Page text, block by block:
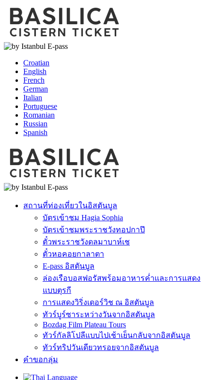
Croatian
English
French
German
Italian
Portuguese
Romanian
Russian
Spanish
สถานที่ท่องเที่ยวในอิสตันบูล
บัตรเข้าชม Hagia Sophia
บัตรเข้าชมพระราชวังทอปกาปึ
ตั๋วพระราชวังดลมาบาห์เช
ตั๋วหอคอยกาลาตา
E-pass อิสตันบูล
ล่องเรือบอสฟอรัสพร้อมอาหารค่ำและการแสดง
แบบตุรกี
การแสดงวิริ่งเดอร์วิช ณ อิสตันบูล
ทัวร์บูร์ซาระหว่างวันจากอิสตันบูล
Bozdag Film Plateau Tours
ทัวร์กัลลิโปลีแบบไปเช้าเย็นกลับจากอิสตันบูล
ทัวร์ทริปวันเดียวทรอยจากอิสตันบูล
คำขอกลุ่ม
Language